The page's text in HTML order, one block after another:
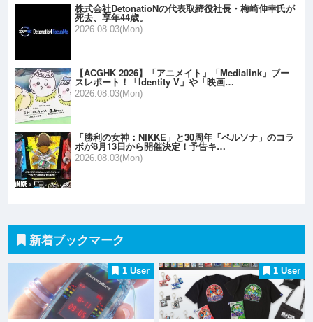
株式会社DetonatioNの代表取締役社長・梅崎伸幸氏が
死去、享年44歳。
2026.08.03(Mon)
【ACGHK 2026】「アニメイト」「Medialink」ブー
スレポート！「Identity V」や「映画…
2026.08.03(Mon)
「勝利の女神：NIKKE」と30周年「ペルソナ」のコラ
ボが8月13日から開催決定！予告キ…
2026.08.03(Mon)
新着ブックマーク
1 User 1 User